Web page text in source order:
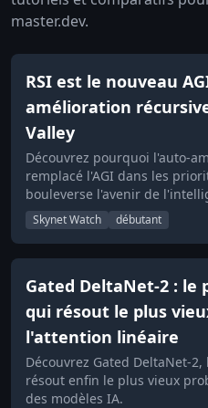
master.dev.
RSI est le nouveau
amélioration
Valley
Découvrez pourquoi l'auto-
remplacé l'AGI dans les
bouleverse l'avenir de
Skynet Watch débutant
Gated DeltaNet-2 : le
qui résout le plus
l'attention linéaire
Découvrez Gated DeltaNet-
résout enfin le plus vieux
des modèles IA.